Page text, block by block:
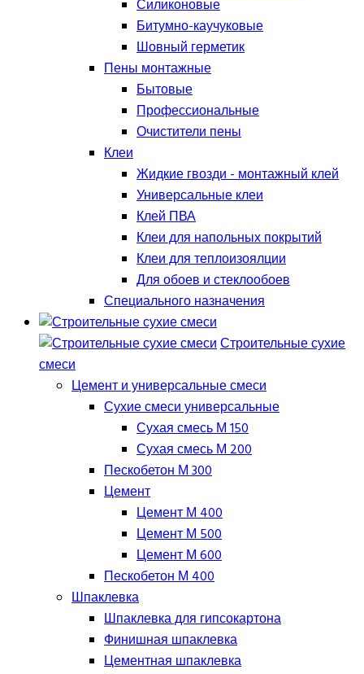
Силиконовые
Битумно-каучуковые
Шовный герметик
Пены монтажные
Бытовые
Профессиональные
Очистители пены
Клеи
Жидкие гвозди - монтажный клей
Универсальные клеи
Клей ПВА
Клеи для напольных покрытий
Клеи для теплоизоялции
Для обоев и стеклообоев
Специального назначения
Строительные сухие
смеси
Цемент и универсальные смеси
Сухие смеси универсальные
Сухая смесь М 150
Сухая смесь М 200
Пескобетон М 300
Цемент
Цемент М 400
Цемент М 500
Цемент М 600
Пескобетон М 400
Шпаклевка
Шпаклевка для гипсокартона
Финишная шпаклевка
Цементная шпаклевка